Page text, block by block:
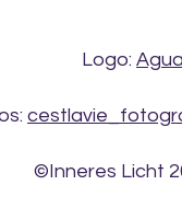
Logo:
Inneres Licht